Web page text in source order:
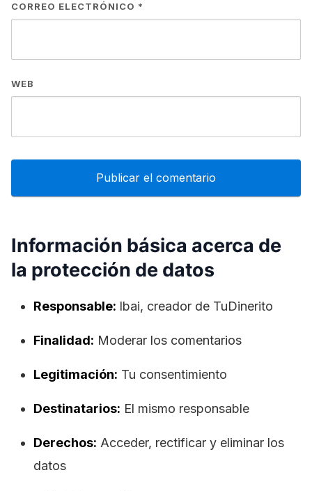
CORREO ELECTRÓNICO *
WEB
Información básica acerca de
la protección de datos
Responsable: lbai, creador de TuDinerito
Finalidad: Moderar los comentarios
Legitimación: Tu consentimiento
Destinatarios: El mismo responsable
Derechos: Acceder, rectificar y eliminar los
datos